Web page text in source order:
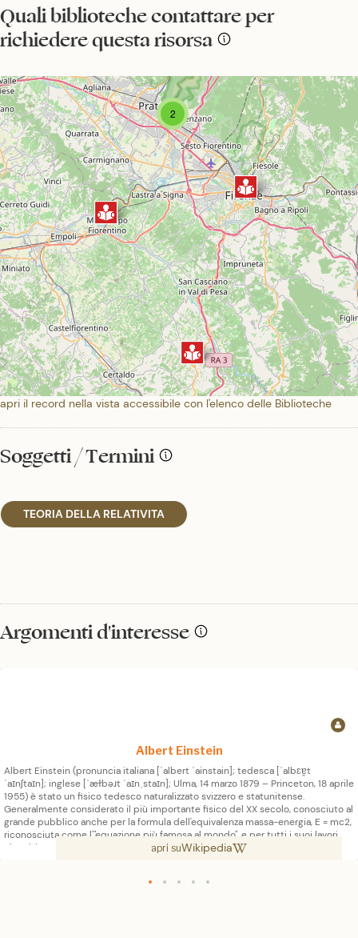
Quali biblioteche contattare per
richiedere questa risorsa
2
apri il record nella vista accessibile con l'elenco delle Biblioteche
Soggetti / Termini
TEORIA DELLA RELATIVITA
Argomenti d'interesse
Albert Einstein
Albert Einstein (pronuncia italiana [ˈalbert ˈainstain]; tedesca [ˈalbɛɐ̯t
ˈaɪnʃtaɪn]; inglese [ˈæɫbəɹt ˈaɪnˌstaɪn]; Ulma, 14 marzo 1879 – Princeton, 18 aprile
1955) è stato un fisico tedesco naturalizzato svizzero e statunitense.
Generalmente considerato il più importante fisico del XX secolo, conosciuto al
grande pubblico anche per la formula dell'equivalenza massa-energia, E = mc2,
riconosciuta come l'"equazione più famosa al mondo", e per tutti i suoi lavori
che ebbero una forte influenza anche sulla filosofia della scienza, nel 1921
avanti cruciale per lo sviluppo della teoria dei quanti, sviluppando a partire dal
apri suWikipedia